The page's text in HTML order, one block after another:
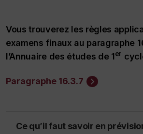
Vous trouverez les règles
examens finaux au paragraphe
l’Annuaire des études de 1er
Paragraphe 16.3.7
Ce qu’il faut savoir en